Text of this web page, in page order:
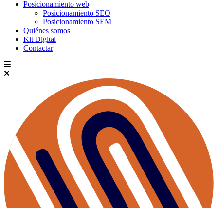
Posicionamiento web
Posicionamiento SEO
Posicionamiento SEM
Quiénes somos
Kit Digital
Contactar